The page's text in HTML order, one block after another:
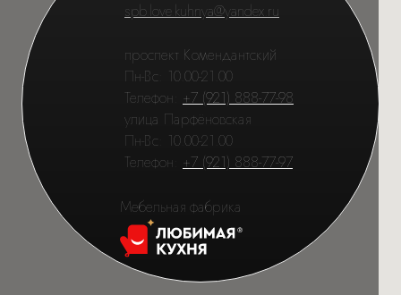
spb.love.kuhnya@yandex.ru
проспект Комендантский
Пн-Вс: 10.00-21.00
Телефон: +7 (921) 888-77-98
улица Парфёновская
Пн-Вс: 10.00-21.00
Телефон: +7 (921) 888-77-97
Мебельная фабрика